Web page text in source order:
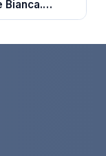
Bianca.
(spoiler)